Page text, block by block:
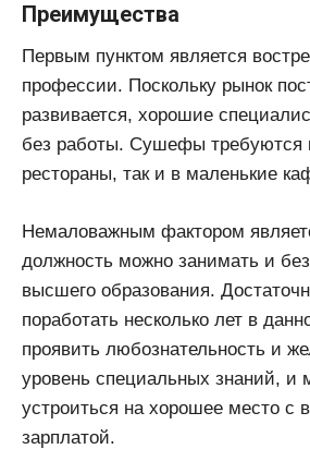
Преимущества
Первым пунктом является
профессии. Поскольку рынок
развивается, хорошие
без работы. Сушефы требуются
рестораны, так и в маленькие
Немаловажным фактором
должность можно занимать и
высшего образования.
поработать несколько лет в
проявить любознательность и
уровень специальных знаний, и
устроиться на хорошее место с
зарплатой.